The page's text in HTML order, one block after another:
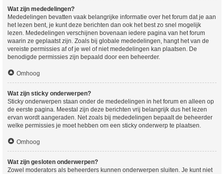
Wat zijn mededelingen?
Mededelingen bevatten vaak belangrijke informatie over het forum dat je aan
het lezen bent, je kunt deze berichten dan ook het best zo snel mogelijk
lezen. Mededelingen verschijnen bovenaan iedere pagina van het forum
waarin ze geplaatst zijn. Zoals bij globale mededelingen, hangt het van de
vereiste permissies af of je wel of niet mededelingen kan plaatsen. De
benodigde permissies zijn bepaald door een beheerder.
Omhoog
Wat zijn sticky onderwerpen?
Sticky onderwerpen staan onder de mededelingen in het forum en alleen op
de eerste pagina. Meestal zijn deze berichten vrij belangrijk dus het lezen
ervan wordt aangeraden. Net zoals bij mededelingen bepaalt de beheerder
welke permissies je moet hebben om een sticky onderwerp te plaatsen.
Omhoog
Wat zijn gesloten onderwerpen?
Zowel moderators als beheerders kunnen onderwerpen sluiten. Je kunt niet